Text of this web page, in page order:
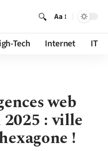
Aa
Tech Internet IT
web
: ville
!